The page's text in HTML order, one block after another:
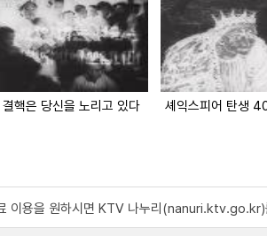
결핵은 당신을 노리고 있다 셰익스피어 탄생
이용을 원하시면 KTV 나누리(nanuri.ktv.go.kr)